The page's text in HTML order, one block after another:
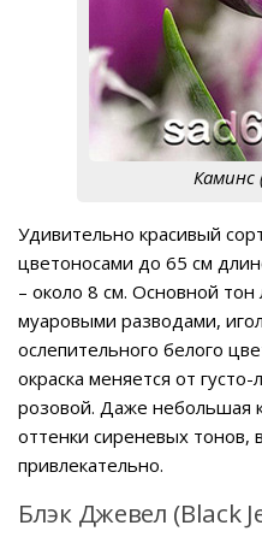
Каминс
Удивительно красивый
цветоносами до 65 см
– около 8 см. Основной тон
муаровыми разводами,
ослепительного белого
окраска меняется от
розовой. Даже небольшая
оттенки сиреневых тонов,
привлекательно.
Блэк Джевел (Black